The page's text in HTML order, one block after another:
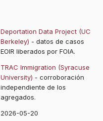
Deportation Data Project (UC
Berkeley) - datos de casos
EOIR liberados por FOIA.
TRAC Immigration (Syracuse
University) - corroboración
independiente de los
agregados.
2026-05-20